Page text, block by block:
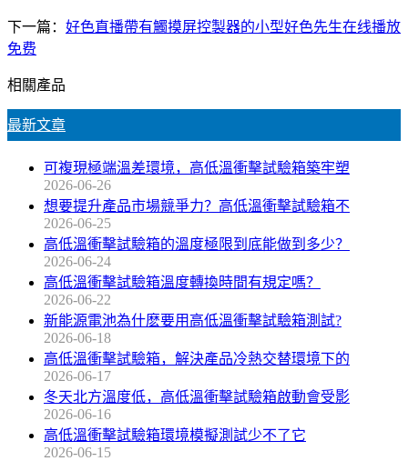
下一篇： 好色直播帶有觸摸屏控製器的小型好色先生在线播放
免费
相關產品
最新文章
可複現極端溫差環境，高低溫衝擊試驗箱築牢塑
2026-06-26
想要提升產品市場競爭力？高低溫衝擊試驗箱不
2026-06-25
高低溫衝擊試驗箱的溫度極限到底能做到多少？
2026-06-24
高低溫衝擊試驗箱溫度轉換時間有規定嗎？
2026-06-22
新能源電池為什麽要用高低溫衝擊試驗箱測試?
2026-06-18
高低溫衝擊試驗箱，解決產品冷熱交替環境下的
2026-06-17
冬天北方溫度低，高低溫衝擊試驗箱啟動會受影
2026-06-16
高低溫衝擊試驗箱環境模擬測試少不了它
2026-06-15